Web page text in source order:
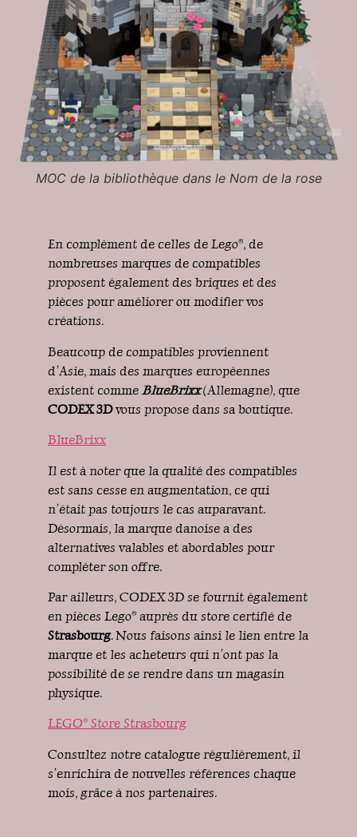
MOC de la bibliothèque dans le Nom de la rose
En complément de celles de Lego®, de
nombreuses marques de compatibles
proposent également des briques et des
pièces pour améliorer ou modifier vos
créations.
Beaucoup de compatibles proviennent
d’Asie, mais des marques européennes
existent comme BlueBrixx(Allemagne), que
CODEX 3Dvous propose dans sa boutique.
BlueBrixx
Il est à noter que la qualité des compatibles
est sans cesse en augmentation, ce qui
n’était pas toujours le cas auparavant.
Désormais, la marque danoise a des
alternatives valables et abordables pour
compléter son offre.
Par ailleurs, CODEX 3D se fournit également
en pièces Lego® auprès du store certifié de
Strasbourg. Nous faisons ainsi le lien entre la
marque et les acheteurs qui n’ont pas la
possibilité de se rendre dans un magasin
physique.
LEGO® Store Strasbourg
Consultez notre catalogue régulièrement, il
s’enrichira de nouvelles références chaque
mois, grâce à nos partenaires.